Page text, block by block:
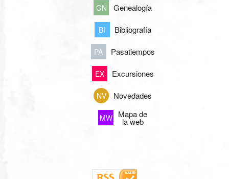
GN Genealogía
BI Bibliografía
PA Pasatiempos
EX Excursiones
NV Novedades
MW Mapa de
la web